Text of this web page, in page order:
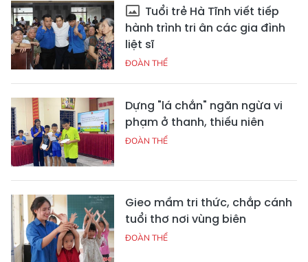
Tuổi trẻ Hà Tĩnh viết tiếp
hành trình tri ân các gia đình
liệt sĩ
ĐOÀN THỂ
Dựng "lá chắn" ngăn ngừa vi
phạm ở thanh, thiếu niên
ĐOÀN THỂ
Gieo mầm tri thức, chắp cánh
tuổi thơ nơi vùng biên
ĐOÀN THỂ